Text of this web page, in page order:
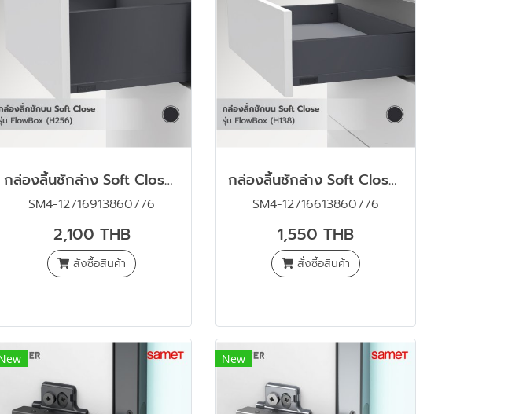
กล่องลิ้นชักล่าง Soft Close รุ่น Flowbox (H256) ขนาด 500 มม. สีเทาเข้ม
SM4-12716913860776
2,100 THB
สั่งซื้อสินค้า
กล่องลิ้นชักล่าง Soft Close รุ่น Flowbox (H138) ขนาด 500 มม. สีเทาเข้ม
SM4-12716613860776
1,550 THB
สั่งซื้อสินค้า
New